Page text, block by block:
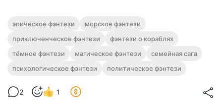
Аудиокнига фэнтези "Голос волн" | Книга
Полная версия.
Слушайте эту и другие фэнтези-аудиокниги полностью, без
Level required:
UNLOCK WITH DISCOUNT
$2.42
эпическое фэнтези
морское фэнтези
приключенческое фэнтези
фэнтези о кораблях
тёмное фэнтези
магическое фэнтези
семейная сага
психологическое фэнтези
политическое фэнтези
2 1